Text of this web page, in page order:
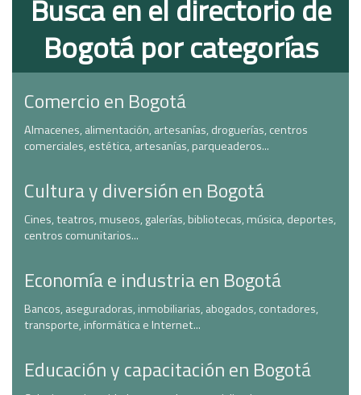
Busca en el directorio de
Bogotá por categorías
Comercio en Bogotá
Almacenes, alimentación, artesanías, droguerías, centros
comerciales, estética, artesanías, parqueaderos...
Cultura y diversión en Bogotá
Cines, teatros, museos, galerías, bibliotecas, música, deportes,
centros comunitarios...
Economía e industria en Bogotá
Bancos, aseguradoras, inmobiliarias, abogados, contadores,
transporte, informática e Internet...
Educación y capacitación en Bogotá